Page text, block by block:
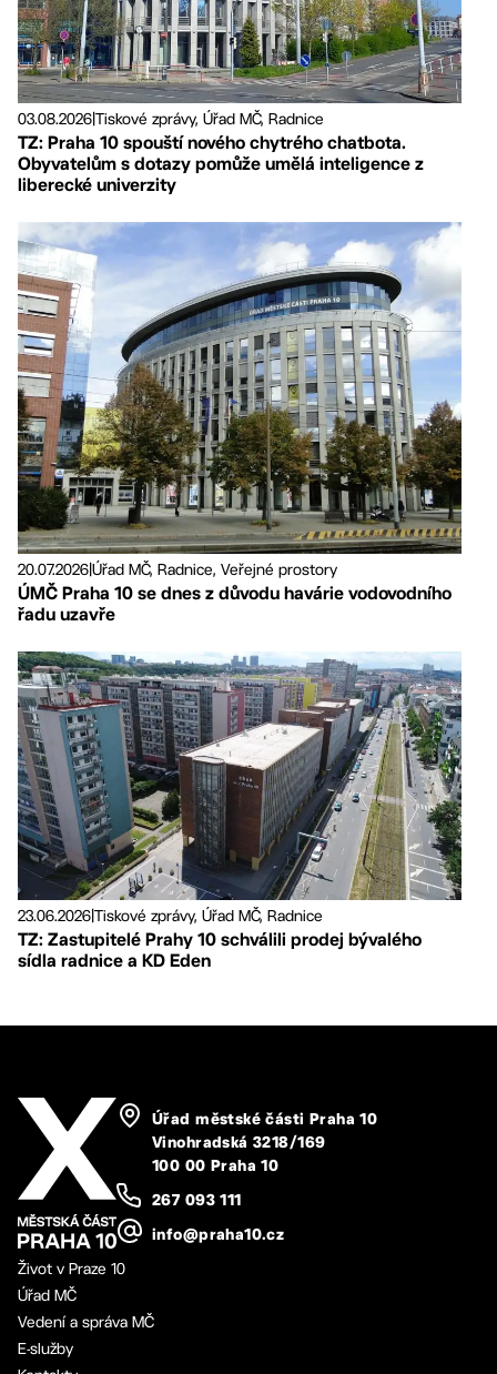
03.08.2026Tiskové zprávy, Úřad MČ, Radnice
TZ: Praha 10 spouští nového chytrého chatbota.
Obyvatelům s dotazy pomůže umělá inteligence z
liberecké univerzity
20.07.2026Úřad MČ, Radnice, Veřejné prostory
ÚMČ Praha 10 se dnes z důvodu havárie vodovodního
řadu uzavře
23.06.2026Tiskové zprávy, Úřad MČ, Radnice
TZ: Zastupitelé Prahy 10 schválili prodej bývalého
sídla radnice a KD Eden
Úřad městské části Praha 10
Vinohradská 3218/169
100 00 Praha 10
267 093 111
info@praha10.cz
Život v Praze 10
Úřad MČ
Vedení a správa MČ
E-služby